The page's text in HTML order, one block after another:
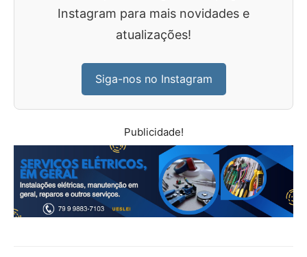
Instagram para mais novidades e
atualizações!
Siga-nos no Instagram
Publicidade!